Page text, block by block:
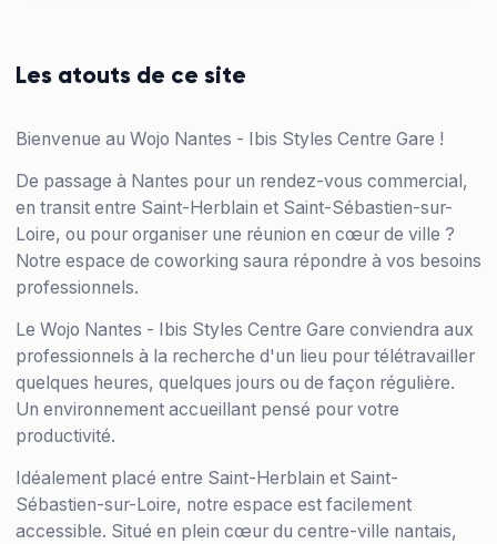
Les atouts de ce site
Bienvenue au Wojo Nantes - Ibis Styles Centre Gare !
De passage à Nantes pour un rendez-vous commercial,
en transit entre Saint-Herblain et Saint-Sébastien-sur-
Loire, ou pour organiser une réunion en cœur de ville ?
Notre espace de coworking saura répondre à vos besoins
professionnels.
Le Wojo Nantes - Ibis Styles Centre Gare conviendra aux
professionnels à la recherche d'un lieu pour télétravailler
quelques heures, quelques jours ou de façon régulière.
Un environnement accueillant pensé pour votre
productivité.
Idéalement placé entre Saint-Herblain et Saint-
Sébastien-sur-Loire, notre espace est facilement
accessible. Situé en plein cœur du centre-ville nantais,